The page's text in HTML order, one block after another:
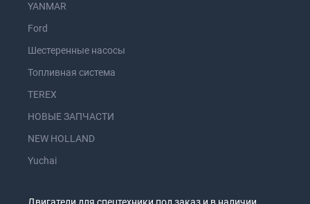
YANMAR
Ford
Шестеренные насосы
Топливная система
TEREX
НОВЫЕ ЗАПЧАСТИ
NEW HOLLAND
Yuchai